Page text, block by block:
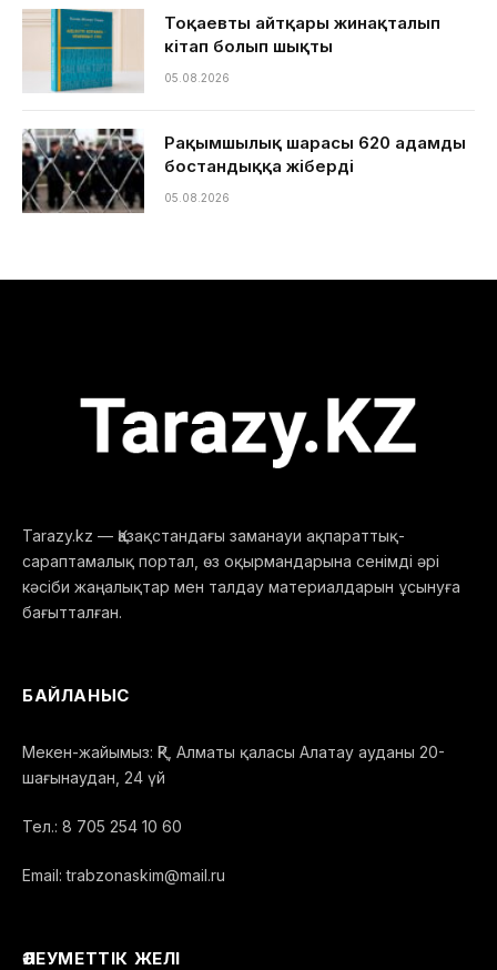
Тоқаевтың айтқары жинақталып
кітап болып шықты
05.08.2026
Рақымшылық шарасы 620 адамды
бостандыққа жіберді
05.08.2026
Tarazy.kz — Қазақстандағы заманауи ақпараттық-
сараптамалық портал, өз оқырмандарына сенімді әрі
кәсіби жаңалықтар мен талдау материалдарын ұсынуға
бағытталған.
БАЙЛАНЫС
Мекен-жайымыз: ҚР, Алматы қаласы Алатау ауданы 20-
шағынаудан, 24 үй
Тел.: 8 705 254 10 60
Email: trabzonaskim@mail.ru
ӘЛЕУМЕТТІК ЖЕЛІ